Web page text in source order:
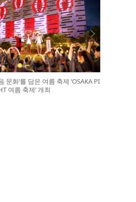
문화’를 담은 여름 축제 ‘OSAKA PI
여름 축제’ 개최